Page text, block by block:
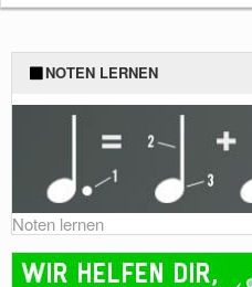
NOTEN LERNEN
Noten lernen